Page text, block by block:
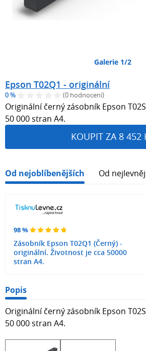
Galerie 1/2
Epson T02Q1 - originální
0 % (0 hodnocení)
Originální černý zásobník Epson
50 000 stran A4.
KOUPIT ZA 8 452
Od nejoblíbenějších Od
98 %
Zásobník Epson T02Q1 (Černý) -
originální. Životnost je cca 50000
stran A4.
Popis
Originální černý zásobník Epson
50 000 stran A4.